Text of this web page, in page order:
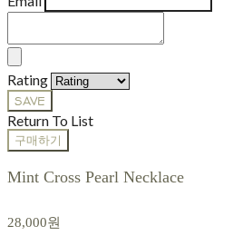
Rating
SAVE
Return To List
구매하기
Mint Cross Pearl Necklace
28,000원